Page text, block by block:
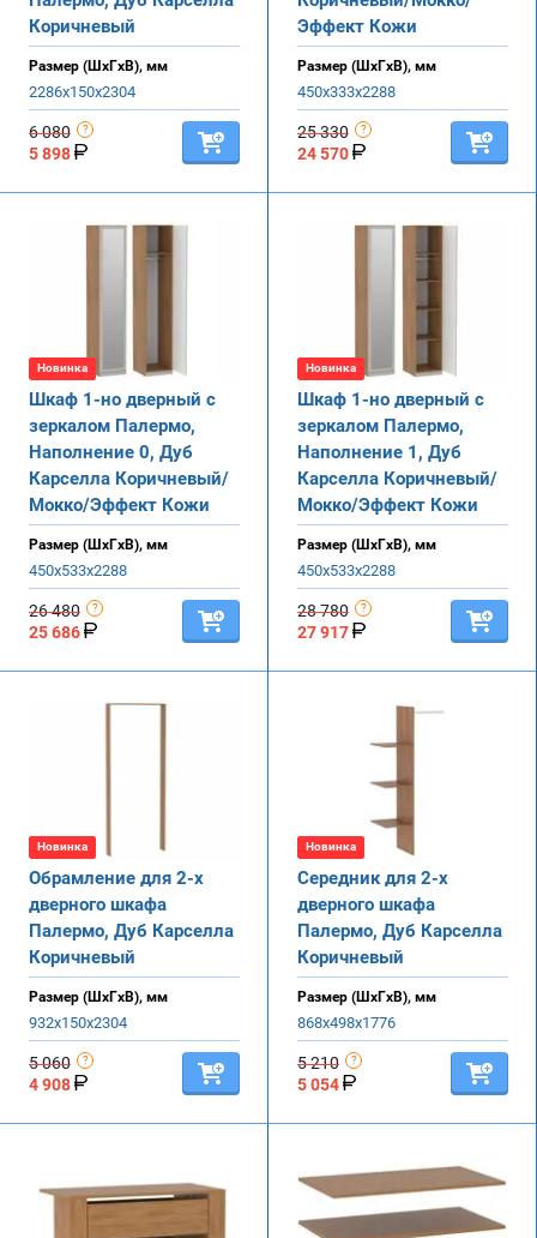
Коричневый
Размер (ШхГхВ), мм
2286х150х2304
6 080
5 898
Эффект Кожи
Размер (ШхГхВ), мм
450х333х2288
25 330
24 570
Новинка
Шкаф 1-но дверный с
зеркалом Палермо,
Наполнение 0, Дуб
Карселла Коричневый/
Мокко/Эффект Кожи
Размер (ШхГхВ), мм
450х533х2288
26 480
25 686
Новинка
Шкаф 1-но дверный с
зеркалом Палермо,
Наполнение 1, Дуб
Карселла Коричневый/
Мокко/Эффект Кожи
Размер (ШхГхВ), мм
450х533х2288
28 780
27 917
Новинка
Обрамление для 2-х
дверного шкафа
Палермо, Дуб Карселла
Коричневый
Размер (ШхГхВ), мм
932х150х2304
5 060
4 908
Новинка
Середник для 2-х
дверного шкафа
Палермо, Дуб Карселла
Коричневый
Размер (ШхГхВ), мм
868х498х1776
5 210
5 054